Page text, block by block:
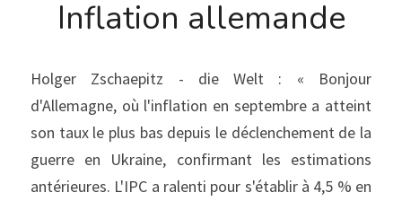
Inflation allemande
Holger Zschaepitz - die Welt : « Bonjour
d'Allemagne, où l'inflation en septembre a atteint
son taux le plus bas depuis le déclenchement de la
guerre en Ukraine, confirmant les estimations
antérieures. L'IPC a ralenti pour s'établir à 4,5 % en